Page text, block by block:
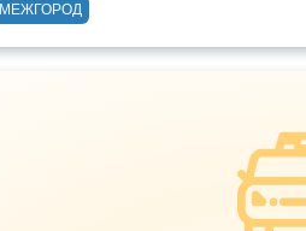
МЕЖГОРОД